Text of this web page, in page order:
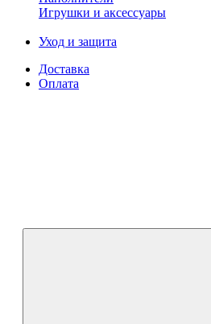
Игрушки и аксессуары
Уход и защита
Доставка
Оплата